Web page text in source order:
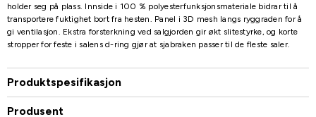
holder seg på plass. Innside i 100 % polyesterfunksjonsmateriale bidrar til å
transportere fuktighet bort fra hesten. Panel i 3D mesh langs ryggraden for å
gi ventilasjon. Ekstra forsterkning ved salgjorden gir økt slitestyrke, og korte
stropper for feste i salens d-ring gjør at sjabraken passer til de fleste saler.
Produktspesifikasjon
Produsent